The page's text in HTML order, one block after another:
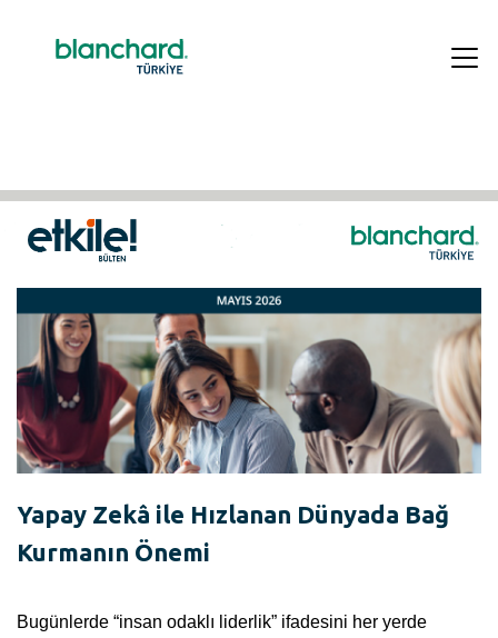
Yapay Zekâ ile Hızlanan Dünyada Bağ
Kurmanın Önemi
Bugünlerde “insan odaklı liderlik” ifadesini her yerde